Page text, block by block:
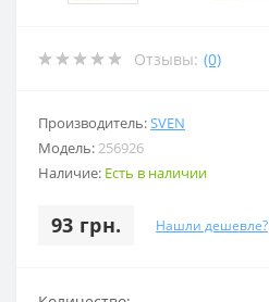
Отзывы: (0)
Производитель:SVEN
Модель:256926
Наличие: Есть в наличии
93 грн. Нашли дешевле?